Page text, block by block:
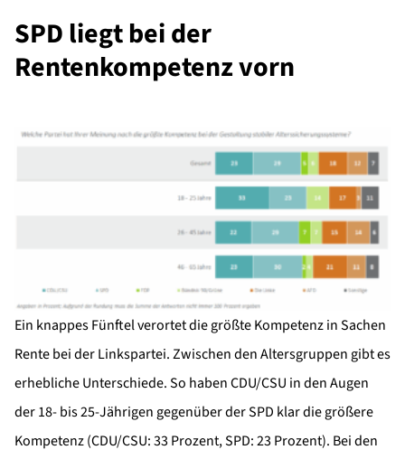
SPD liegt bei der
Rentenkompetenz vorn
Ein knappes Fünftel verortet die größte Kompetenz in Sachen
Rente bei der Linkspartei. Zwischen den Altersgruppen gibt es
erhebliche Unterschiede. So haben CDU/CSU in den Augen
der 18- bis 25-Jährigen gegenüber der SPD klar die größere
Kompetenz (CDU/CSU: 33 Prozent, SPD: 23 Prozent). Bei den